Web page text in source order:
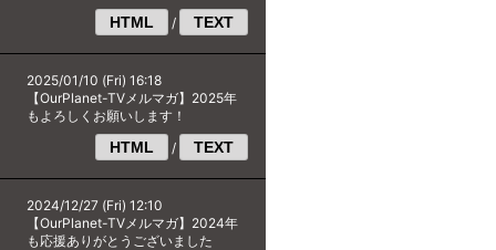
HTML / TEXT
2025/01/10 (Fri) 16:18
【OurPlanet-TVメルマガ】2025年
もよろしくお願いします！
HTML / TEXT
2024/12/27 (Fri) 12:10
【OurPlanet-TVメルマガ】2024年
も応援ありがとうございました